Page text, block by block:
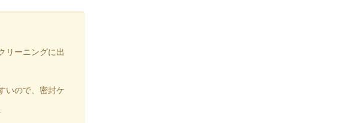
リーニングに出
いので、密封ケ